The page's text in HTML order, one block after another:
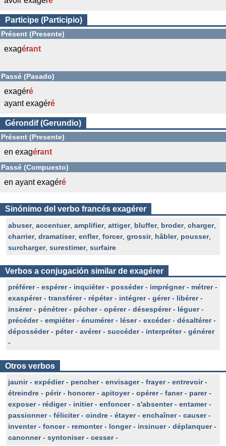
Participe (Participio)
Présent (Presente)
exagérant
Passé (Pasado)
exagéré
ayant exagéré
Gérondif (Gerundio)
Présent (Presente)
en exagérant
Passé (Compuesto)
en ayant exagéré
Sinónimo del verbo francés exagérer
abuser, accentuer, amplifier, attiger, bluffer, broder, charger,
charrier, dramatiser, enfler, forcer, grossir, hâbler, pousser,
surcharger, surestimer, surfaire
Verbos a conjugación similar de exagérer
préférer- espérer- inquiéter- posséder- imprégner- métrer-
exaspérer- transférer- répéter- intégrer- gérer- libérer-
insérer- pénétrer- pécher- opérer- désespérer- léguer-
précéder- empiéter- énumérer- léser- excéder- désaltérer-
déposséder- péter- avérer- succéder- interpréter- générer
-
Otros verbos
jaunir- expédier- pencher- envisager- frayer- entrevoir-
étreindre - périr- honorer- apitoyer- opérer- faner- parer-
exposer- rédiger- initier- enfoncer- s'absenter- entamer-
passionner- féliciter- oindre - étayer- enchaîner- causer-
inventer- foncer- remonter- longer- insinuer- déplanquer-
canonner- syntoniser- cesser-